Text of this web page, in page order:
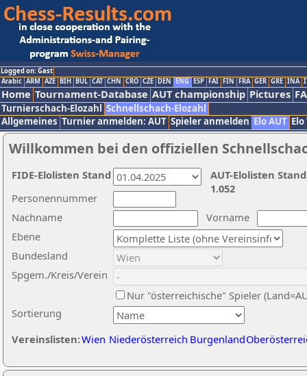
Logged on: Gast
Arabic ARM AZE BIH BUL CAT CHN CRO CZE DEN ENG ESP FAI FIN FRA GER GRE INA
Home Tournament-Database AUT championship Pictures
Turnierschach-Elozahl Schnellschach-Elozahl
Allgemeines Turnier anmelden: AUT Spieler anmelden Elo AUT
Willkommen bei den offiziellen
Nachname
Vorname
Ebene
Sortierung
Personennummer
Bundesland
Spgem./Kreis/Verein
Nur "österreichische" Spieler
Vereinslisten:Wien Niederösterreich Burgenland
AUT-Elolisten
1.052
FIDE-Elolisten Stand